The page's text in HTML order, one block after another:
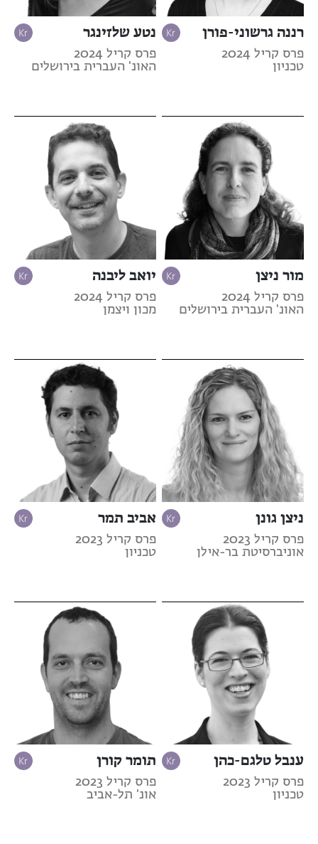
רננה גרשוני-פורן
פרס קריל 2024
טכניון
נטע שלזינגר
פרס קריל 2024
האונ' העברית בירושלים
מור ניצן
פרס קריל 2024
האונ' העברית בירושלים
יואב ליבנה
פרס קריל 2024
מכון ויצמן
ניצן גונן
פרס קריל 2023
אוניברסיטת בר-אילן
אביב תמר
פרס קריל 2023
טכניון
ענבל טלגם-כהן
פרס קריל 2023
טכניון
תומר קורן
פרס קריל 2023
אונ' תל-אביב